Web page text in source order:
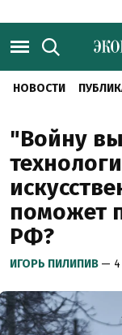
НОВОСТИ
"Войну
поможет
РФ?
ИГОРЬ ПИЛИПИВ — 4